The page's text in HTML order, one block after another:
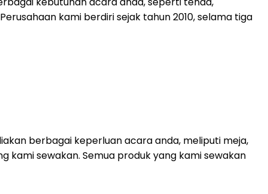
kami berdiri sejak tahun 2010, selama tiga
berbagai keperluan acara anda, meliputi meja,
kami sewakan. Semua produk yang kami sewakan